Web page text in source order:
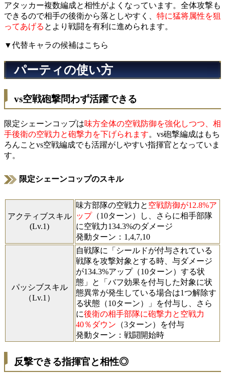
アタッカー複数編成と相性がよくなっています。全体攻撃も
できるので相手の後衛から落としやすく、 特に猛将属性を狙
ってあげる とより戦闘を有利に進められます。
▼代替キャラの候補はこちら
パーティの使い方
vs空戦砲撃問わず活躍できる
限定シェーンコップは味方全体の空戦防御を強化しつつ、相
手後衛の空戦力と砲撃力を下げられます。vs砲撃編成はもち
ろんことvs空戦編成でも活躍がしやすい指揮官となっていま
す。
限定シェーンコップのスキル
アクティブスキル
(Lv.1)
味方部隊の空戦力と 空戦防御が12.8%ア
ップ（10ターン）し、さらに相手部隊
に空戦力134.3%のダメージ
発動ターン：1,4,7,10
パッシブスキル
（Lv.1）
自戦隊に「シールドが付与されている
戦隊を攻撃対象とする時、与ダメージ
が134.3%アップ（10ターン）する状
態」と「バフ効果を付与した対象に状
態異常が発生している場合は1つ解除す
る状態（10ターン）」を付与し、さら
に後衛の相手部隊に砲撃力と空戦力
40％ダウン （3ターン）を付与
発動ターン：戦闘開始時
反撃できる指揮官と相性◎